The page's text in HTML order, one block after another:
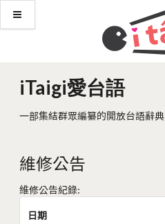
iTaigi愛台語
一部集結群眾編纂的開放台語辭典
維修公告
維修公告紀錄:
日期